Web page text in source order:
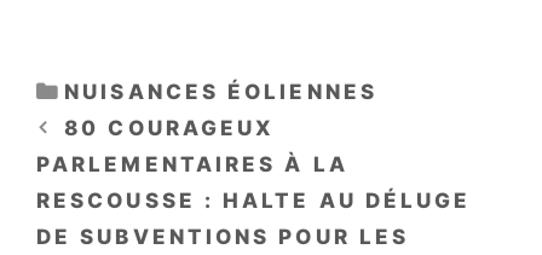
CATÉGORIES
NUISANCES ÉOLIENNES
80 COURAGEUX
PARLEMENTAIRES À LA
RESCOUSSE : HALTE AU DÉLUGE
DE SUBVENTIONS POUR LES